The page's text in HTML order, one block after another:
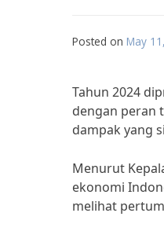
Posted on May
Tahun 2024
dengan peran
dampak yang
Menurut
ekonomi
melihat